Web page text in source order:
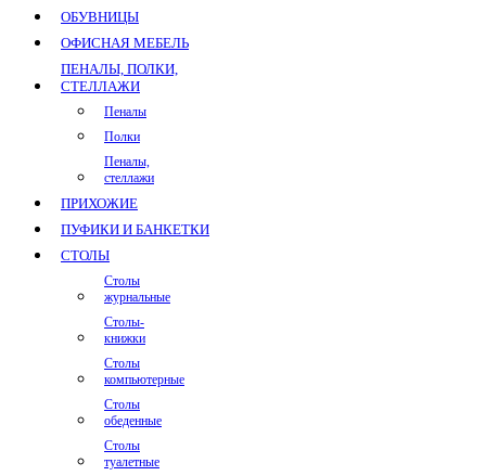
ОБУВНИЦЫ
ОФИСНАЯ МЕБЕЛЬ
ПЕНАЛЫ, ПОЛКИ,
СТЕЛЛАЖИ
Пеналы
Полки
Пеналы,
стеллажи
ПРИХОЖИЕ
ПУФИКИ И БАНКЕТКИ
СТОЛЫ
Столы
журнальные
Столы-
книжки
Столы
компьютерные
Столы
обеденные
Столы
туалетные